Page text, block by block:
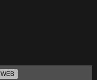
WEB